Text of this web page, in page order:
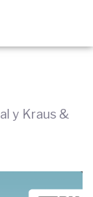
y Kraus &